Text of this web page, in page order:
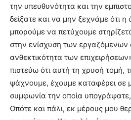
την υπευθυνότητα και την
δείξατε και να μην ξεχνάμε ότι η
μπορούμε να πετύχουμε
στην ενίσχυση των εργαζόμενων
ανθεκτικότητα των
πιστεύω ότι αυτή τη χρυσή τομή,
ψάχνουμε, έχουμε καταφέρει σε
συμφωνία την οποία
Οπότε και πάλι, εκ μέρους μου